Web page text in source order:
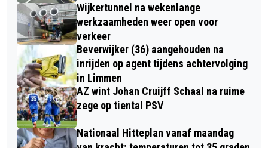
Wijkertunnel na wekenlange
werkzaamheden weer open voor
verkeer
Beverwijker (36) aangehouden na
inrijden op agent tijdens achtervolging
in Limmen
AZ wint Johan Cruijff Schaal na ruime
zege op tiental PSV
Nationaal Hitteplan vanaf maandag